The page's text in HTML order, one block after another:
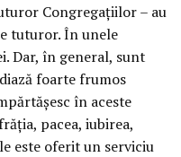
Congregațiilor – au
tuturor. În unele
Dar, în general, sunt
foarte frumos
în aceste
pacea, iubirea,
este oferit un serviciu